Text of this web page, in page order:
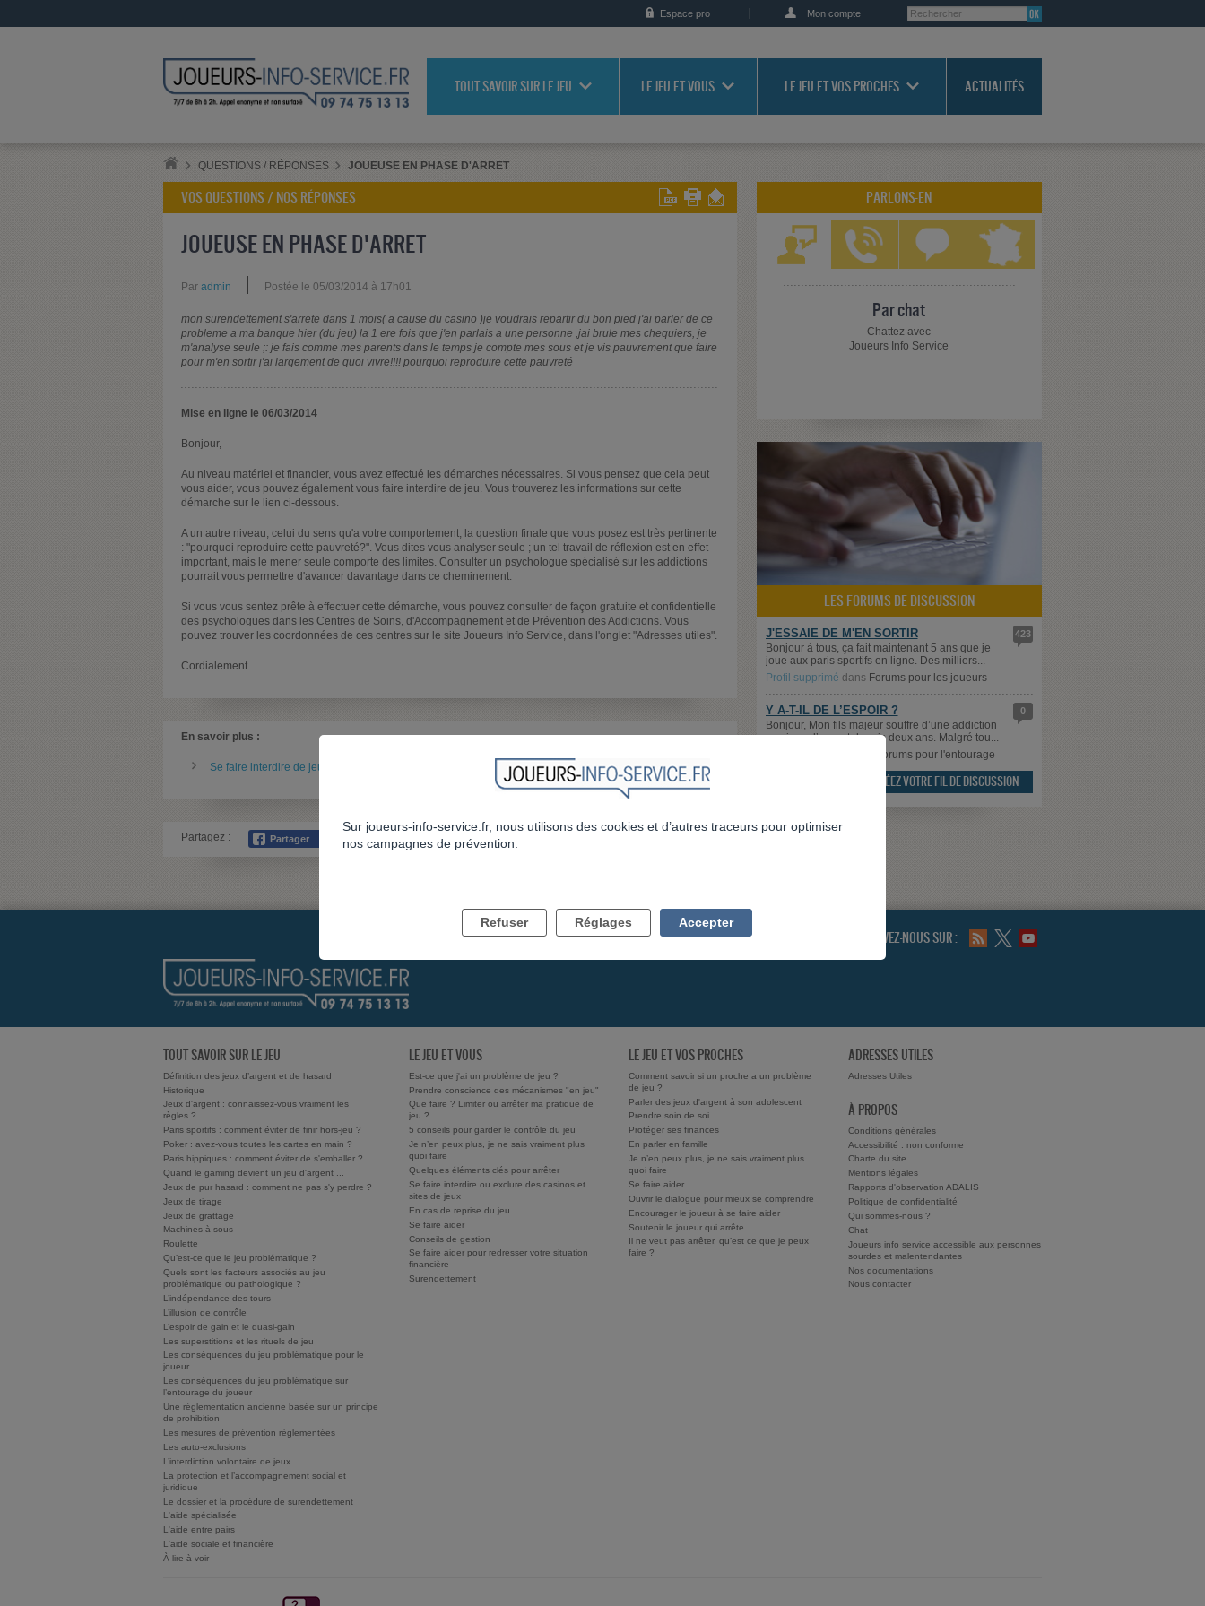
Espace pro Mon compte
TOUT SAVOIR SUR LE JEU LE JEU ET VOUS LE JEU ET VOS PROCHES ACTUALITÉS
QUESTIONS / RÉPONSES JOUEUSE EN PHASE D'ARRET
VOS QUESTIONS / NOS RÉPONSES
JOUEUSE EN PHASE D'ARRET
Par admin Postée le 05/03/2014 à 17h01
mon surendettement s'arrete dans 1 mois( a cause du casino )je voudrais repartir du bon pied j'ai parler de ce
probleme a ma banque hier (du jeu) la 1 ere fois que j'en parlais a une personne ,jai brule mes chequiers, je
m'analyse seule ;: je fais comme mes parents dans le temps je compte mes sous et je vis pauvrement que faire
pour m'en sortir j'ai largement de quoi vivre!!!! pourquoi reproduire cette pauvreté
Mise en ligne le 06/03/2014
Bonjour,
Au niveau matériel et financier, vous avez effectué les démarches nécessaires. Si vous pensez que cela peut
vous aider, vous pouvez également vous faire interdire de jeu. Vous trouverez les informations sur cette
démarche sur le lien ci-dessous.
A un autre niveau, celui du sens qu'a votre comportement, la question finale que vous posez est très pertinente
: "pourquoi reproduire cette pauvreté?". Vous dites vous analyser seule ; un tel travail de réflexion est en effet
important, mais le mener seule comporte des limites. Consulter un psychologue spécialisé sur les addictions
pourrait vous permettre d'avancer davantage dans ce cheminement.
Si vous vous sentez prête à effectuer cette démarche, vous pouvez consulter de façon gratuite et confidentielle
des psychologues dans les Centres de Soins, d'Accompagnement et de Prévention des Addictions. Vous
pouvez trouver les coordonnées de ces centres sur le site Joueurs Info Service, dans l'onglet "Adresses utiles".
Cordialement
En savoir plus :
Se faire interdire de jeux et de casino
Partagez :
PARLONS-EN
Par chat
Chattez avec
Joueurs Info Service
LES FORUMS DE DISCUSSION
423
J'ESSAIE DE M'EN SORTIR
Bonjour à tous, ça fait maintenant 5 ans que je
joue aux paris sportifs en ligne. Des milliers...
Profil supprimé dans Forums pour les joueurs
0
Y A-T-IL DE L’ESPOIR ?
Bonjour, Mon fils majeur souffre d’une addiction
aux jeux d’argent depuis deux ans. Malgré tou...
Forums pour l'entourage
CRÉEZ VOTRE FIL DE DISCUSSION
SUIVEZ-NOUS SUR :
TOUT SAVOIR SUR LE JEU
Définition des jeux d’argent et de hasard
Historique
Jeux d'argent : connaissez-vous vraiment les
règles ?
Paris sportifs : comment éviter de finir hors-jeu ?
Poker : avez-vous toutes les cartes en main ?
Paris hippiques : comment éviter de s'emballer ?
Quand le gaming devient un jeu d'argent ...
Jeux de pur hasard : comment ne pas s'y perdre ?
Jeux de tirage
Jeux de grattage
Machines à sous
Roulette
Qu’est-ce que le jeu problématique ?
Quels sont les facteurs associés au jeu
problématique ou pathologique ?
L’indépendance des tours
L’illusion de contrôle
L’espoir de gain et le quasi-gain
Les superstitions et les rituels de jeu
Les conséquences du jeu problématique pour le
joueur
Les conséquences du jeu problématique sur
l’entourage du joueur
Une réglementation ancienne basée sur un principe
de prohibition
Les mesures de prévention règlementées
Les auto-exclusions
L’interdiction volontaire de jeux
La protection et l’accompagnement social et
juridique
Le dossier et la procédure de surendettement
L'aide spécialisée
L'aide entre pairs
L'aide sociale et financière
À lire à voir
LE JEU ET VOUS
Est-ce que j'ai un problème de jeu ?
Prendre conscience des mécanismes "en jeu"
Que faire ? Limiter ou arrêter ma pratique de
jeu ?
5 conseils pour garder le contrôle du jeu
Je n’en peux plus, je ne sais vraiment plus
quoi faire
Quelques éléments clés pour arrêter
Se faire interdire ou exclure des casinos et
sites de jeux
En cas de reprise du jeu
Se faire aider
Conseils de gestion
Se faire aider pour redresser votre situation
financière
Surendettement
LE JEU ET VOS PROCHES
Comment savoir si un proche a un problème
de jeu ?
Parler des jeux d'argent à son adolescent
Prendre soin de soi
Protéger ses finances
En parler en famille
Je n’en peux plus, je ne sais vraiment plus
quoi faire
Se faire aider
Ouvrir le dialogue pour mieux se comprendre
Encourager le joueur à se faire aider
Soutenir le joueur qui arrête
Il ne veut pas arrêter, qu’est ce que je peux
faire ?
ADRESSES UTILES
Adresses Utiles
À PROPOS
Conditions générales
Accessibilité : non conforme
Charte du site
Mentions légales
Rapports d'observation ADALIS
Politique de confidentialité
Qui sommes-nous ?
Chat
Joueurs info service accessible aux personnes
sourdes et malentendantes
Nos documentations
Nous contacter
Sur joueurs-info-service.fr, nous utilisons des cookies et d’autres traceurs pour optimiser
nos campagnes de prévention.
Refuser Réglages Accepter